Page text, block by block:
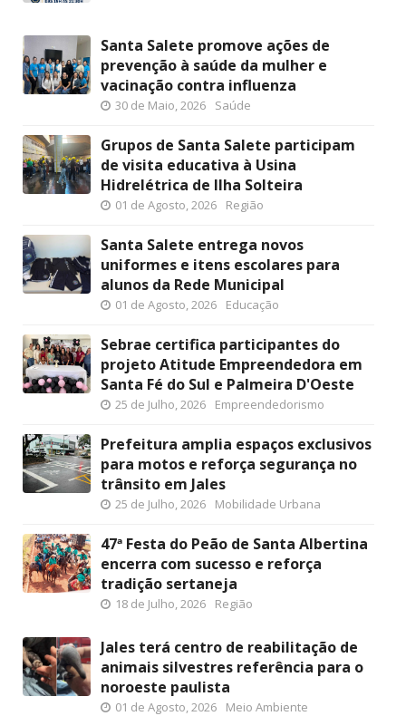
Santa Salete promove ações de
prevenção à saúde da mulher e
vacinação contra influenza
30 de Maio, 2026 Saúde
Grupos de Santa Salete participam
de visita educativa à Usina
Hidrelétrica de Ilha Solteira
01 de Agosto, 2026 Região
Santa Salete entrega novos
uniformes e itens escolares para
alunos da Rede Municipal
01 de Agosto, 2026 Educação
Sebrae certifica participantes do
projeto Atitude Empreendedora em
Santa Fé do Sul e Palmeira D'Oeste
25 de Julho, 2026 Empreendedorismo
Prefeitura amplia espaços exclusivos
para motos e reforça segurança no
trânsito em Jales
25 de Julho, 2026 Mobilidade Urbana
47ª Festa do Peão de Santa Albertina
encerra com sucesso e reforça
tradição sertaneja
18 de Julho, 2026 Região
Jales terá centro de reabilitação de
animais silvestres referência para o
noroeste paulista
01 de Agosto, 2026 Meio Ambiente